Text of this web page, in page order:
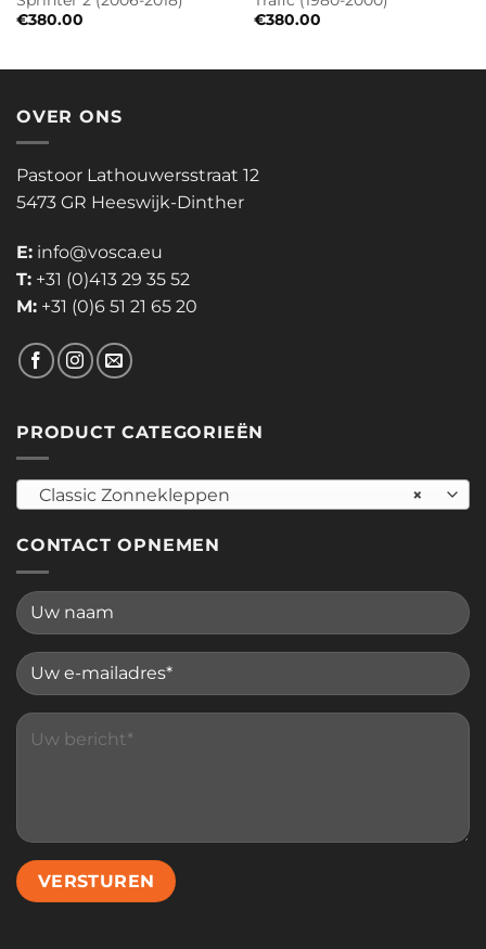
€380.00
€380.00
OVER ONS
Pastoor Lathouwersstraat 12
5473 GR Heeswijk-Dinther
E: info@vosca.eu
T: +31 (0)413 29 35 52
M: +31 (0)6 51 21 65 20
PRODUCT CATEGORIEËN
×
Classic Zonnekleppen
CONTACT OPNEMEN
Please leave this field empty.